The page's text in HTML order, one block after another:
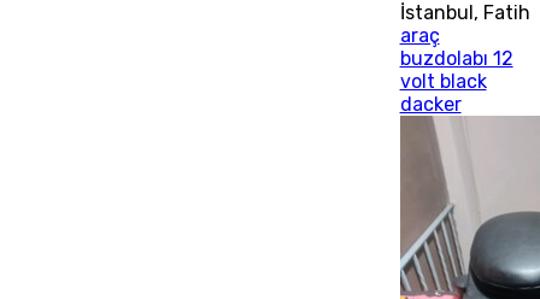
İstanbul , Fatih
araç
buzdolabı 12
volt black
dacker